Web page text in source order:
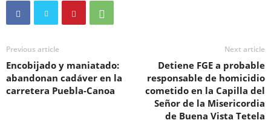
Previous article
Encobijado y maniatado:
abandonan cadáver en la
carretera Puebla-Canoa
Next article
Detiene FGE a probable
responsable de homicidio
cometido en la Capilla del
Señor de la Misericordia
de Buena Vista Tetela